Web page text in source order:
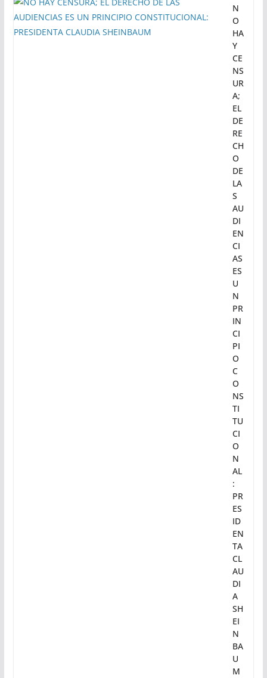
N
O
HA
Y
CE
NS
UR
A;
EL
DE
RE
CH
O
DE
LA
S
AU
DI
EN
CI
AS
ES
U
N
PR
IN
CI
PI
O
C
O
NS
TI
TU
CI
O
N
AL
:
PR
ES
ID
EN
TA
CL
AU
DI
A
SH
EI
N
BA
U
M